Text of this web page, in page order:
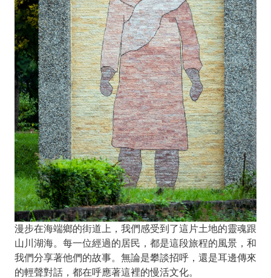
漫步在海端鄉的街道上，我們感受到了這片土地的靈魂跟
山川湖海。每一位經過的居民，都是這段旅程的風景，和
我們分享著他們的故事。無論是攀談招呼，還是耳邊傳來
的輕聲對話，都在呼應著這裡的慢活文化。